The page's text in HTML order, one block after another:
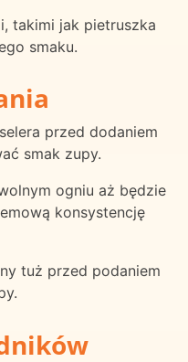
takimi jak pietruszka
smaku.
przed dodaniem
smak zupy.
ogniu aż będzie
konsystencję
tuż przed podaniem